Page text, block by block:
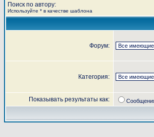
Поиск по автору:
Используйте * в качестве шаблона
Форум:
Категория:
Показывать результаты как: